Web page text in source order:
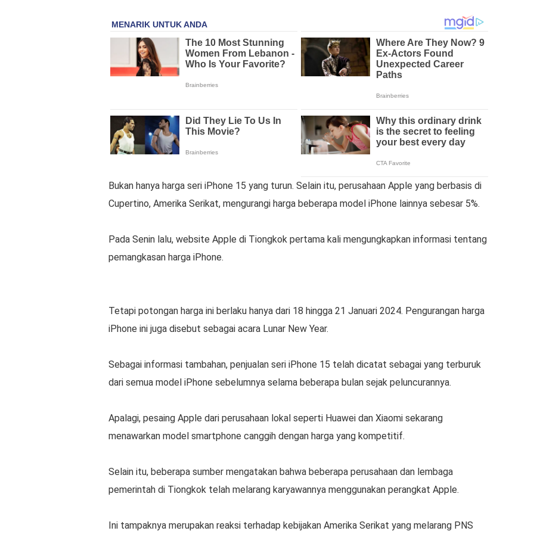
Bukan hanya harga seri iPhone 15 yang turun. Selain itu, perusahaan Apple yang berbasis di
Cupertino, Amerika Serikat, mengurangi harga beberapa model iPhone lainnya sebesar 5%.
Pada Senin lalu, website Apple di Tiongkok pertama kali mengungkapkan informasi tentang
pemangkasan harga iPhone.
Tetapi potongan harga ini berlaku hanya dari 18 hingga 21 Januari 2024. Pengurangan harga
iPhone ini juga disebut sebagai acara Lunar New Year.
Sebagai informasi tambahan, penjualan seri iPhone 15 telah dicatat sebagai yang terburuk
dari semua model iPhone sebelumnya selama beberapa bulan sejak peluncurannya.
Apalagi, pesaing Apple dari perusahaan lokal seperti Huawei dan Xiaomi sekarang
menawarkan model smartphone canggih dengan harga yang kompetitif.
Selain itu, beberapa sumber mengatakan bahwa beberapa perusahaan dan lembaga
pemerintah di Tiongkok telah melarang karyawannya menggunakan perangkat Apple.
Ini tampaknya merupakan reaksi terhadap kebijakan Amerika Serikat yang melarang PNS